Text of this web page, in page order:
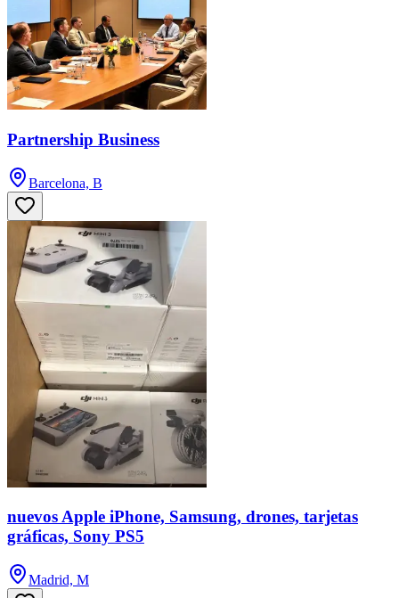
Partnership Business
Barcelona, B
nuevos Apple iPhone, Samsung, drones, tarjetas
gráficas, Sony PS5
Madrid, M